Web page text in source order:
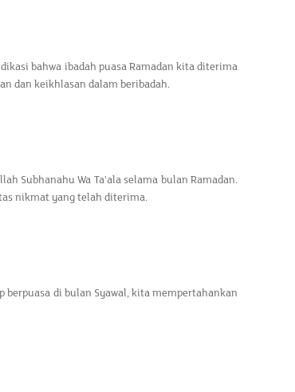
bahwa ibadah puasa Ramadan kita diterima
dan keikhlasan dalam beribadah.
Subhanahu Wa Ta’ala selama bulan Ramadan.
nikmat yang telah diterima.
di bulan Syawal, kita mempertahankan